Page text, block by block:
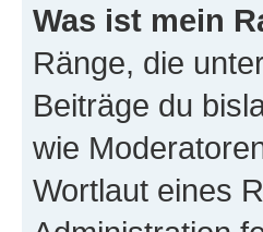
Was ist mein
Ränge, die
Beiträge du
wie
Wortlaut eines